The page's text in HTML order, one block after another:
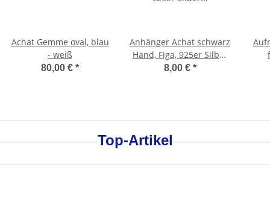
Achat Gemme oval, blau
- weiß
80,00 € *
Anhänger Achat schwarz
Hand, Figa, 925er Silber
gefasst
8,00 € *
Top-Artikel